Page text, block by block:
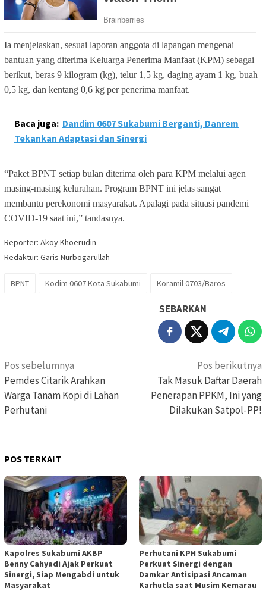
Ia menjelaskan, sesuai laporan anggota di lapangan mengenai
bantuan yang diterima Keluarga Penerima Manfaat (KPM) sebagai
berikut, beras 9 kilogram (kg), telur 1,5 kg, daging ayam 1 kg, buah
0,5 kg, dan kentang 0,6 kg per penerima manfaat.
Baca juga: Dandim 0607 Sukabumi Berganti, Danrem
Tekankan Adaptasi dan Sinergi
“Paket BPNT setiap bulan diterima oleh para KPM melalui agen
masing-masing kelurahan. Program BPNT ini jelas sangat
membantu perekonomi masyarakat. Apalagi pada situasi pandemi
COVID-19 saat ini,” tandasnya.
Reporter: Akoy Khoerudin
Redaktur: Garis Nurbogarullah
BPNT Kodim 0607 Kota Sukabumi Koramil 0703/Baros
SEBARKAN
Navigasi
pos
Pos sebelumnya
Pemdes Citarik Arahkan
Warga Tanam Kopi di Lahan
Perhutani
Pos berikutnya
Tak Masuk Daftar Daerah
Penerapan PPKM, Ini yang
Dilakukan Satpol-PP!
POS TERKAIT
Kapolres Sukabumi AKBP
Benny Cahyadi Ajak Perkuat
Sinergi, Siap Mengabdi untuk
Masyarakat
Perhutani KPH Sukabumi
Perkuat Sinergi dengan
Damkar Antisipasi Ancaman
Karhutla saat Musim Kemarau